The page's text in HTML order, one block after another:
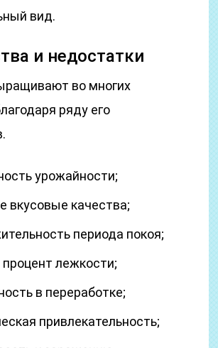
вид.
и недостатки
во многих
ряду его
урожайности;
вкусовые качества;
периода покоя;
лежкости;
в переработке;
привлекательность;